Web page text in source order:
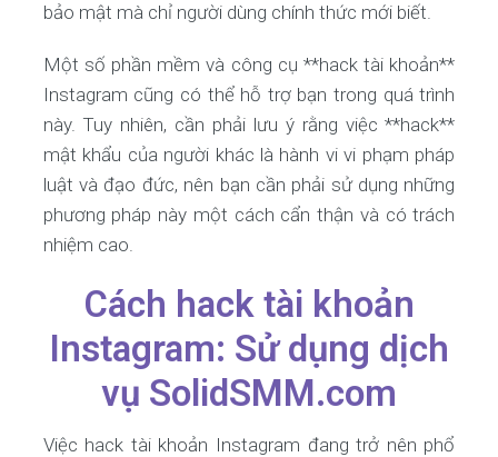
bảo mật mà chỉ người dùng chính thức mới biết.
Một số phần mềm và công cụ **hack tài khoản**
Instagram cũng có thể hỗ trợ bạn trong quá trình
này. Tuy nhiên, cần phải lưu ý rằng việc **hack**
mật khẩu của người khác là hành vi vi phạm pháp
luật và đạo đức, nên bạn cần phải sử dụng những
phương pháp này một cách cẩn thận và có trách
nhiệm cao.
Cách hack tài khoản
Instagram: Sử dụng dịch
vụ SolidSMM.com
Việc hack tài khoản Instagram đang trở nên phổ